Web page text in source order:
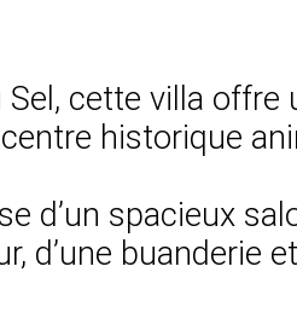
cette villa
historique
d’un spacieux
d’une buanderie